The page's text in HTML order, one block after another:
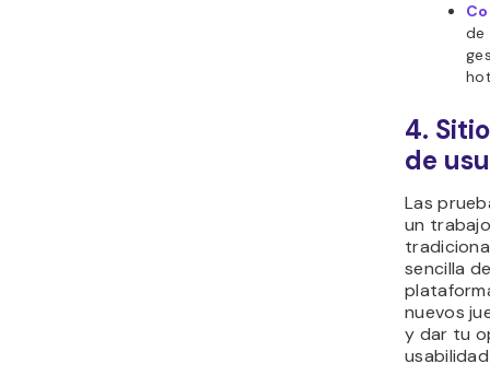
de
4.
de
Las
un
sencilla
nuevos
y dar tu